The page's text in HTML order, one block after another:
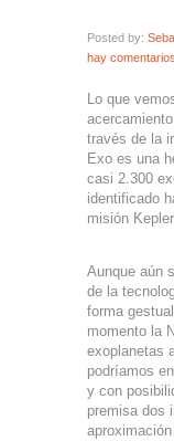
Posted by:
hay comentarios
Lo que
través de la
Exo es una
casi 2.300
identificado
misión
Aunque aún
de la
forma
momento la
exoplanetas
podríamos
y con
premisa dos